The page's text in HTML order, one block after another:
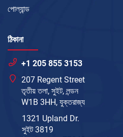
পোল্যান্ড
ঠিকানা
+1 205 855 3153
207 Regent Street
তৃতীয় তলা, সুইট, লন্ডন
W1B 3HH, যুক্তরাজ্য
1321 Upland Dr.
সুইট 3819